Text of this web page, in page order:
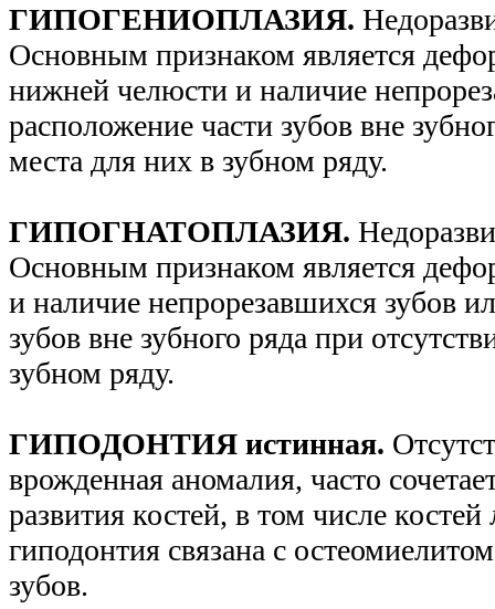
ГИПОГЕНИОПЛАЗИЯ.
Основным признаком является
нижней челюсти и наличие
расположение части зубов вне
места для них в зубном ряду.
ГИПОГНАТОПЛАЗИЯ.
Основным признаком является
и наличие непрорезавшихся зубов
зубов вне зубного ряда при
зубном ряду.
ГИПОДОНТИЯ истинная.
врожденная аномалия, часто
развития костей, в том числе
гиподонтия связана с
зубов.